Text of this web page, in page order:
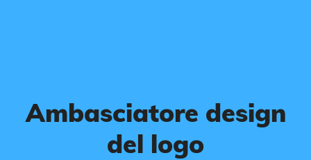
Ambasciatore design
del logo